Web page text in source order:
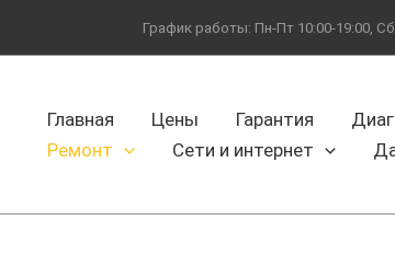
График работы: Пн-Пт 10:00-19:00,
Главная Цены Гарантия
Ремонт
Сети и интернет